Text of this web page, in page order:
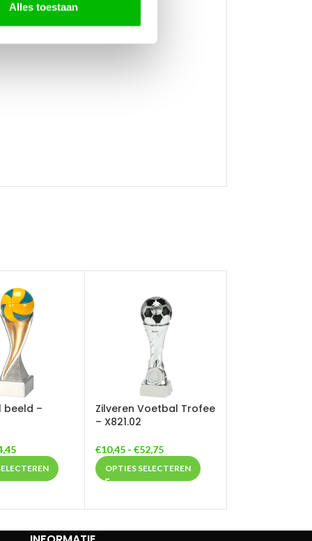
Alles toestaan
beeld –
Zilveren Voetbal Trofee
– X821.02
€10,45 - €52,75
OPTIES SELECTEREN